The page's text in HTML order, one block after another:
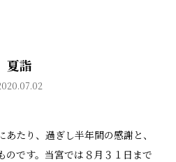
夏詣
あたり、過ぎし半年間の感謝と、
のです。当宮では８月３１日まで